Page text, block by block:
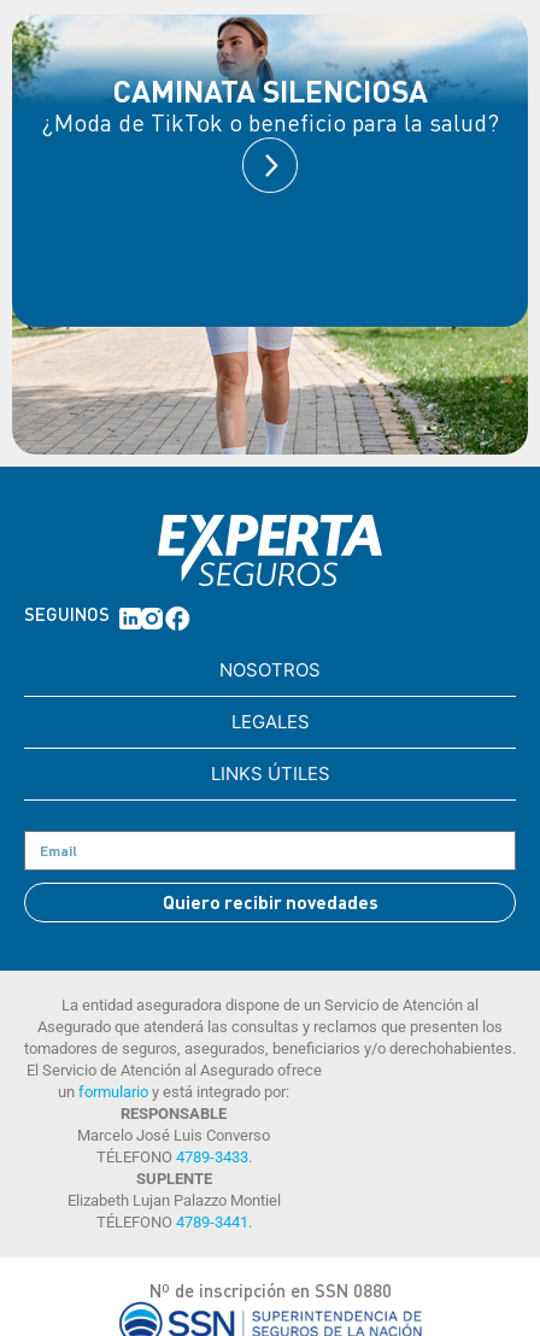
CAMINATA SILENCIOSA
¿Moda de TikTok o beneficio para la salud?
SEGUINOS
NOSOTROS
LEGALES
LINKS ÚTILES
Quiero recibir novedades
La entidad aseguradora dispone de un Servicio de Atención al
Asegurado que atenderá las consultas y reclamos que presenten los
tomadores de seguros, asegurados, beneficiarios y/o derechohabientes.
El Servicio de Atención al Asegurado ofrece
un formulario y está integrado por:
RESPONSABLE
Marcelo José Luis Converso
TÉLEFONO 4789-3433.
SUPLENTE
Elizabeth Lujan Palazzo Montiel
TÉLEFONO 4789-3441 .
Nº de inscripción en SSN 0880